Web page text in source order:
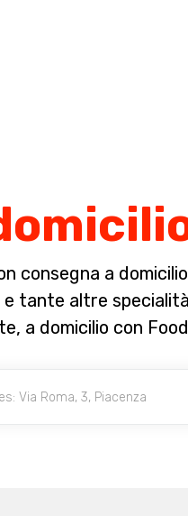
consegna a
tante altre
a domicilio con